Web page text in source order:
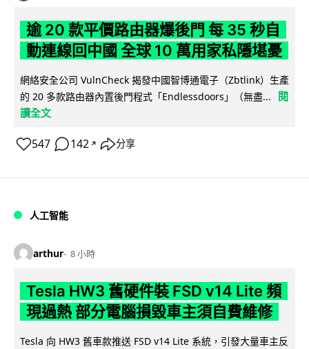
逾 20 款平價路由器爆後門 每 35 秒自
動連線回中國 全球 10 萬用家私隱堪憂
網絡安全公司 VulnCheck 揭發中國智博通電子（Zbtlink）生產
的 20 多款路由器內置後門程式「Endlessdoors」（無盡...
閱
讀全文
547 142 ↗ 分享
人工智能
arthur 8 小時
Tesla HW3 舊硬件裝 FSD v14 Lite 頻
現過熱 部分電腦損毀車主須自費維修
Tesla 向 HW3 舊車款推送 FSD v14 Lite 系統，引發大量車主反